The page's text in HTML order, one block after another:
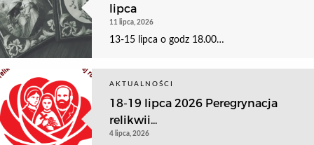
lipca
11 lipca, 2026
13-15 lipca o godz 18.00…
AKTUALNOŚCI
18-19 lipca 2026 Peregrynacja
relikwii...
4 lipca, 2026